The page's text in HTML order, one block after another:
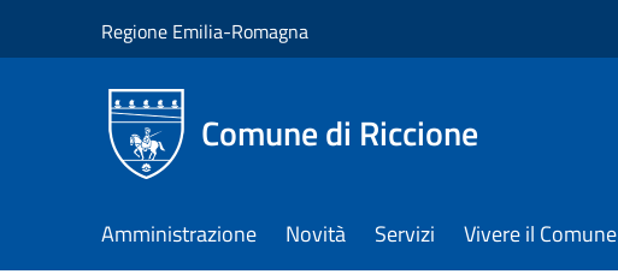
Regione Emilia-Romagna
Comune di Riccione
Amministrazione Novità Servizi Vivere il Comune